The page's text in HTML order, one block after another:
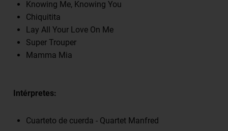
Knowing Me, Knowing You
Chiquitita
Lay All Your Love On Me
Super Trouper
Mamma Mia
Intérpretes:
Cuarteto de cuerda - Quartet Manfred